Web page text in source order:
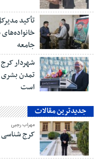
تأکید
جامعه
شهردار
تمدن بشری
است
جدیدترین مقالات
مهراب رجبی
کرج شناسی